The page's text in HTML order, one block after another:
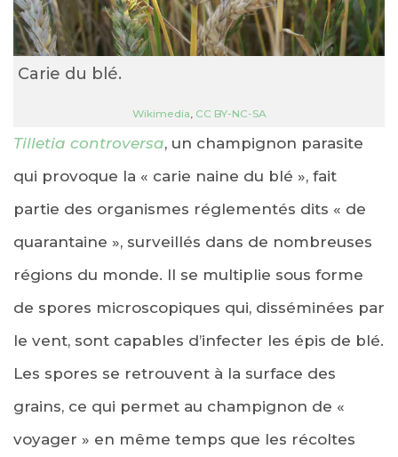
Carie du blé.
Wikimedia CC BY-NC-SA
Tilletia controversa, un champignon parasite
qui provoque la « carie naine du blé », fait
partie des organismes réglementés dits « de
quarantaine », surveillés dans de nombreuses
régions du monde. Il se multiplie sous forme
de spores microscopiques qui, disséminées par
le vent, sont capables d’infecter les épis de blé.
Les spores se retrouvent à la surface des
grains, ce qui permet au champignon de «
voyager » en même temps que les récoltes